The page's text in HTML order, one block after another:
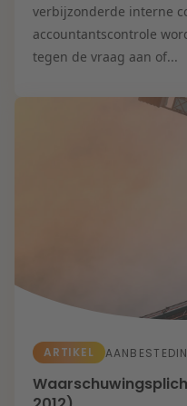
verbijzonderde interne
accountantscontrole
tegen de vraag aan of...
ARTIKEL